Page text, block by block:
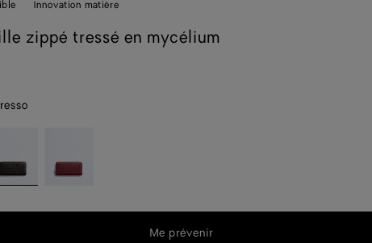
Innovation matière
zippé tressé en mycélium
Me prévenir